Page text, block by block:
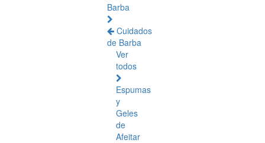
Barba
Cuidados
de Barba
Ver
todos
Espumas
y
Geles
de
Afeitar